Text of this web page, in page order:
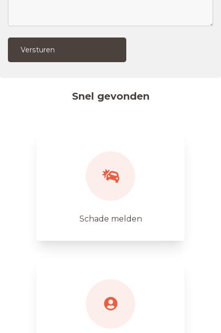
Versturen
Snel gevonden
Schade melden